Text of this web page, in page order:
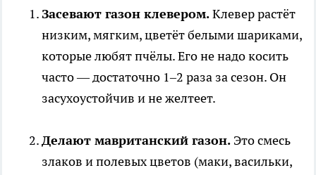
Засевают газон клевером.Клевер растёт
низким, мягким, цветёт белыми шариками,
которые любят пчёлы. Его не надо косить
часто — достаточно 1–2 раза за сезон. Он
засухоустойчив и не желтеет.
Делают мавританский газон. Это смесь
злаков и полевых цветов (маки, васильки,